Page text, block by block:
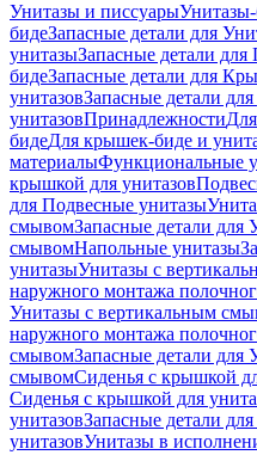
Унитазы и писсуары
бидеЗапасные детали для
унитазыЗапасные детали
бидеЗапасные детали для
унитазовЗапасные детали
унитазовПринадлежности
бидеДля крышек-биде и
материалыФункциональные
крышкой для унитазов
для Подвесные унитазы
смывомЗапасные детали для
смывомНапольные унитазы
унитазыУнитазы с
наружного монтажа
Унитазы с вертикальным
наружного монтажа
смывомЗапасные детали для
смывомСиденья с крышкой
Сиденья с крышкой для
унитазовЗапасные детали
унитазовУнитазы в